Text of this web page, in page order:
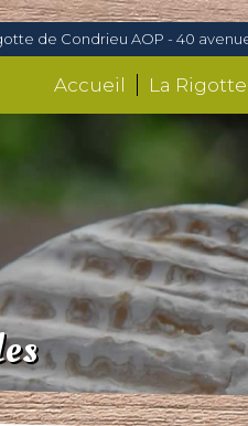
de Condrieu AOP - 40
Accueil La